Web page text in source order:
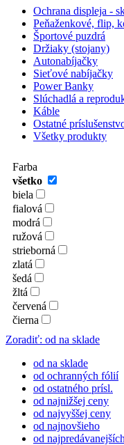
Ochrana displeja -
Peňaženkové, flip,
Športové puzdrá
Držiaky (stojany)
Autonabíjačky
Sieťové nabíjačky
Power Banky
Slúchadlá a
Káble
Ostatné
Všetky produkty
Farba
všetko
biela
fialová
modrá
ružová
strieborná
zlatá
šedá
žltá
červená
čierna
Zoradiť: od na sklade
od na sklade
od ochranných fólií
od ostatného prísl.
od najnižšej ceny
od najvyššej ceny
od najnovšieho
od najpredávanejších